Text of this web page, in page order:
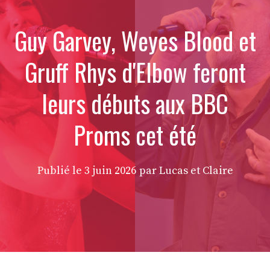
Guy Garvey, Weyes Blood et
Gruff Rhys d'Elbow feront
leurs débuts aux BBC
Proms cet été
Publié le 3 juin 2026 par Lucas et Claire